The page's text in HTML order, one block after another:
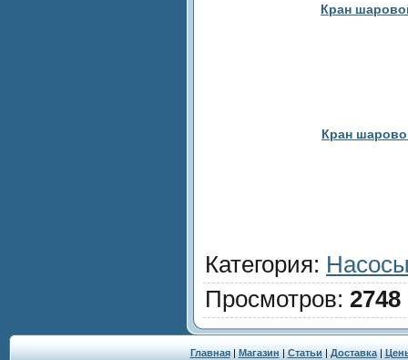
Кран
Кран
Категория:
Просмотров: 2748
Главная| Магазин | Статьи | Доставка|